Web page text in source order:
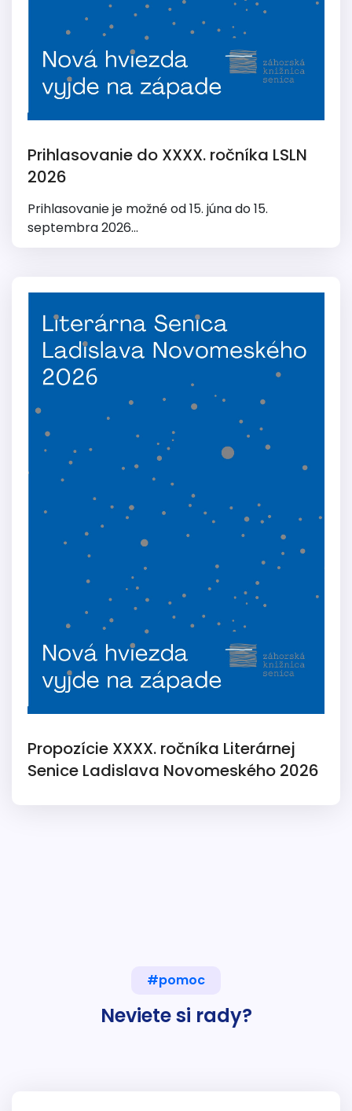
Prihlasovanie do XXXX. ročníka LSLN
2026
Prihlasovanie je možné od 15. júna do 15.
septembra 2026...
Propozície XXXX. ročníka Literárnej
Senice Ladislava Novomeského 2026
#pomoc
Neviete si rady?